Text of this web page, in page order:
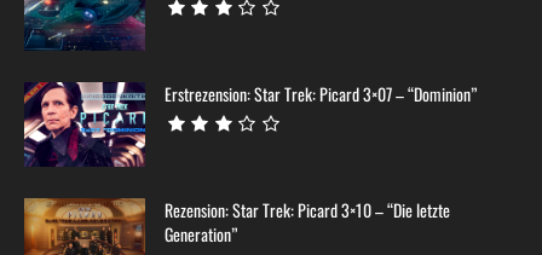
Erstrezension: Star Trek: Picard 3×07 – “Dominion”
Rezension: Star Trek: Picard 3×10 – “Die letzte
Generation”